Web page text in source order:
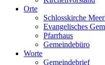
Orte
Schlosskirche
Evangelisches
Pfarrhaus
Gemeindebüro
Worte
Gemeindebrief